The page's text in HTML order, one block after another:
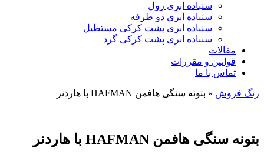
سنباده ابری رول
سنباده ابری دو طرفه
سنباده ابری پشت کرکی مستطیل
سنباده ابری پشت کرکی گرد
مقالات
قوانین و مقررات
تماس با ما
رنگ فروش » بتونه سنگی هافمن HAFMAN با هاردنر
بتونه سنگی هافمن HAFMAN با هاردنر